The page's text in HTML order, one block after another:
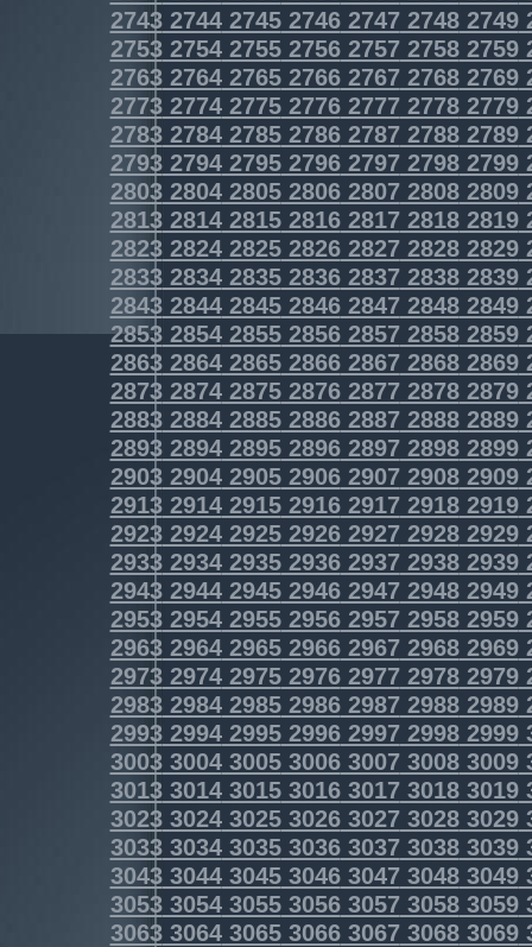
2743274427452746274727482749
2753275427552756275727582759
2763276427652766276727682769
2773277427752776277727782779
2783278427852786278727882789
2793279427952796279727982799
2803280428052806280728082809
2813281428152816281728182819
2823282428252826282728282829
2833283428352836283728382839
2843284428452846284728482849
2853285428552856285728582859
2863286428652866286728682869
2873287428752876287728782879
2883288428852886288728882889
2893289428952896289728982899
2903290429052906290729082909
2913291429152916291729182919
2923292429252926292729282929
2933293429352936293729382939
2943294429452946294729482949
2953295429552956295729582959
2963296429652966296729682969
2973297429752976297729782979
2983298429852986298729882989
2993299429952996299729982999
3003300430053006300730083009
3013301430153016301730183019
3023302430253026302730283029
3033303430353036303730383039
3043304430453046304730483049
3053305430553056305730583059
3063306430653066306730683069